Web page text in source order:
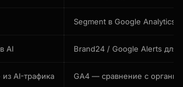
Segment в Google Analytics
AI Brand24 / Google Alerts для
AI-трафика GA4 — сравнение с